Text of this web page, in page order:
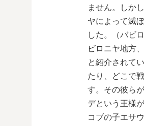
ません。しか
ヤによって滅
した。（バビ
ビロニヤ地方
と紹介されて
たり、どこで
す。その彼ら
デという王様
コブの子エサ